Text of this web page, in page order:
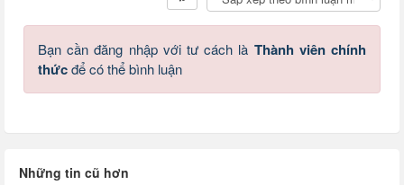
Bạn cần đăng nhập với tư cách là Thành viên chính
thứcđể có thể bình luận
Những tin cũ hơn